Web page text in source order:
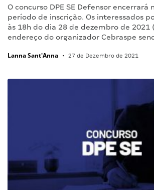
O concurso DPE SE Defensor
período de inscrição. Os interessados
às 18h do dia 28 de dezembro de
endereço do organizador Cebraspe
Lanna Sant'Anna • 27 de Dezembro de 2021